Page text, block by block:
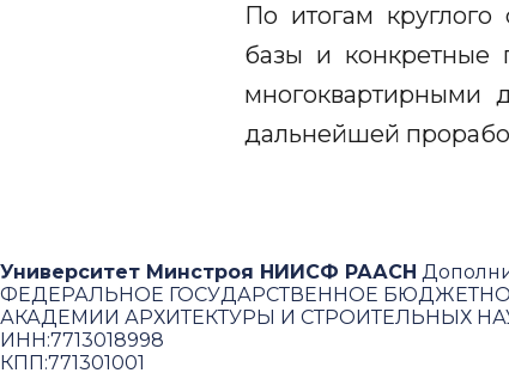
По итогам
базы и конкретные
многоквартирными
дальнейшей
Университет Минстроя НИИСФ РААСН
ФЕДЕРАЛЬНОЕ ГОСУДАРСТВЕННОЕ
АКАДЕМИИ АРХИТЕКТУРЫ И СТРОИТЕЛЬНЫХ
ИНН:7713018998
КПП:771301001